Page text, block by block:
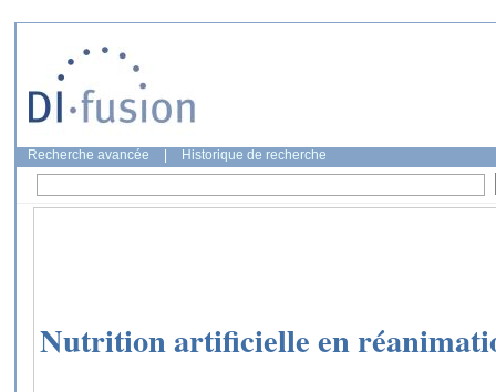
Recherche avancée Historique de recherche
Nutrition artificielle en